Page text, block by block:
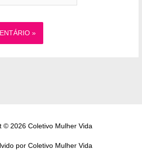
© 2026 Coletivo Mulher Vida
por Coletivo Mulher Vida